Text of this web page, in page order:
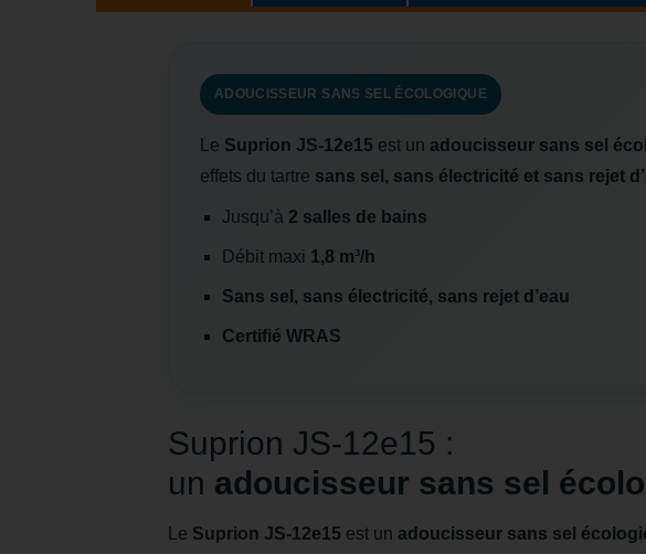
ADOUCISSEUR SANS SEL ÉCOLOGIQUE
Le Suprion JS-12e15 est un adoucisseur sans sel
effets du tartre sans sel, sans électricité et sans rejet
Jusqu’à 2 salles de bains
Débit maxi 1,8 m³/h
Sans sel, sans électricité, sans rejet d’eau
Certifié WRAS
Suprion JS-12e15 :
un adoucisseur sans sel
Le Suprion JS-12e15 est un adoucisseur sans sel